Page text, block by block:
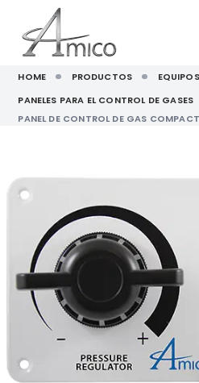
HOME PRODUCTOS
PANELES PARA EL CONTROL DE GASES
PANEL DE CONTROL DE GAS